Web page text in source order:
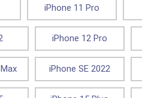
iPhone 11 Pro
iPhone 12 Pro
iPhone SE 2022